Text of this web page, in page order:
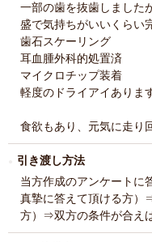
一部の歯を抜歯しました
盛で気持ちがいいくらい
歯石スケーリング
耳血腫外科的処置済
マイクロチップ装着
軽度のドライアイありま
食欲もあり、元気に走り
引き渡し方法
当方作成のアンケートに
真摯に答えて頂ける方）
方）⇒双方の条件が合え